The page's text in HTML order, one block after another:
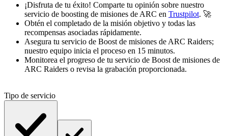
¡Disfruta de tu éxito! Comparte tu opinión sobre nuestro
servicio de boosting de misiones de ARC en Trustpilot. 🚀
Obtén el completado de la misión objetivo y todas las
recompensas asociadas rápidamente.
Asegura tu servicio de Boost de misiones de ARC Raiders;
nuestro equipo inicia el proceso en 15 minutos.
Monitorea el progreso de tu servicio de Boost de misiones de
ARC Raiders o revisa la grabación proporcionada.
Tipo de servicio